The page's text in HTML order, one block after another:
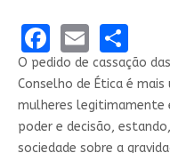
Facebook
Email
O pedido de cassação
Conselho de Ética é
mulheres legitimamente
poder e decisão,
sociedade sobre a